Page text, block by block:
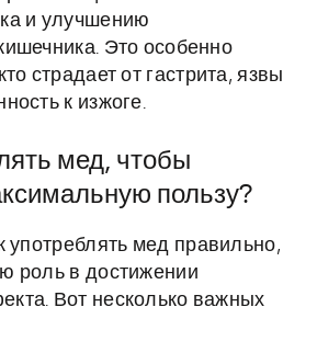
и улучшению
Это особенно
страдает от гастрита, язвы
к изжоге.
мед, чтобы
пользу?
употреблять мед правильно,
роль в достижении
Вот несколько важных